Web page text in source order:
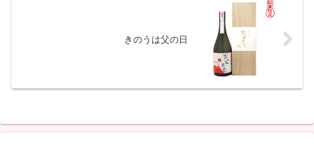
きのうは父の日